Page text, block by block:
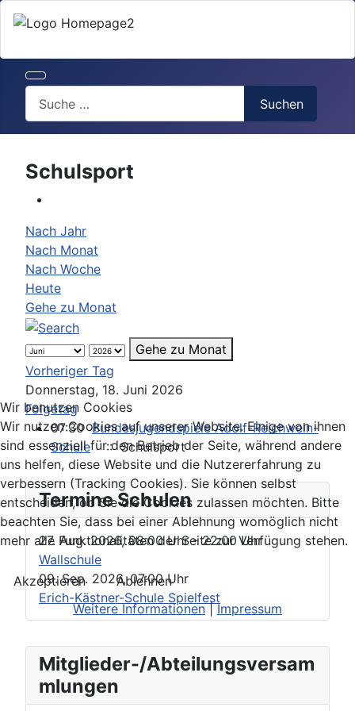
Suchen
Mitglieder-/Abteilungsversam
mlungen
Schulsport
Nach Jahr
Nach Monat
Nach Woche
Heute
Gehe zu Monat
Gehe zu Monat
Vorheriger Tag
Donnerstag, 18. Juni 2026
Folgetag
07:30Bundesjugendspiele Adolf-Reichwein-
Schule :: Schulsport
Termine Schulen
27. Aug. 2026,08:00 Uhr - 22:00 Uhr
Wallschule
09. Sep. 2026,07:00 Uhr
Erich-Kästner-Schule Spielfest
Wir benutzen Cookies
Wir nutzen Cookies auf unserer Website. Einige von ihnen
sind essenziell für den Betrieb der Seite, während andere
uns helfen, diese Website und die Nutzererfahrung zu
verbessern (Tracking Cookies). Sie können selbst
entscheiden, ob Sie die Cookies zulassen möchten. Bitte
beachten Sie, dass bei einer Ablehnung womöglich nicht
mehr alle Funktionalitäten der Seite zur Verfügung stehen.
Akzeptieren
Ablehnen
Weitere Informationen|Impressum